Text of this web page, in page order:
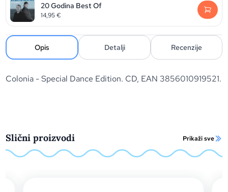
20 Godina Best Of
14,95€
Opis Detalji Recenzije
Colonia - Special Dance Edition. CD, EAN 3856010919521.
Slični proizvodi Prikaži sve